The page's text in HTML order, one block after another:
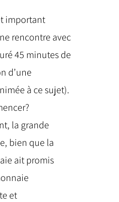
important
rencontre avec
45 minutes de
d’une
à ce sujet).
la grande
bien que la
ait promis
et